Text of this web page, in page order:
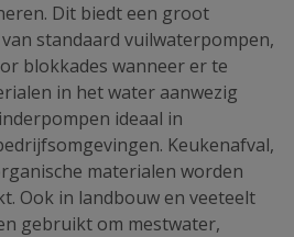
Dit biedt een groot
standaard vuilwaterpompen,
blokkades wanneer er te
in het water aanwezig
ideaal in
Keukenafval,
materialen worden
Ook in landbouw en veeteelt
gebruikt om mestwater,